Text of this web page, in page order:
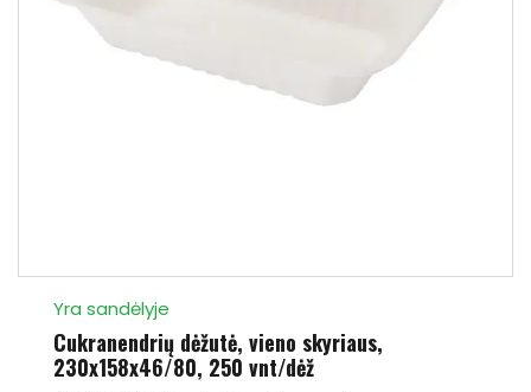
Yra sandėlyje
Cukranendrių dėžutė, vieno skyriaus,
230x158x46/80, 250 vnt/dėž